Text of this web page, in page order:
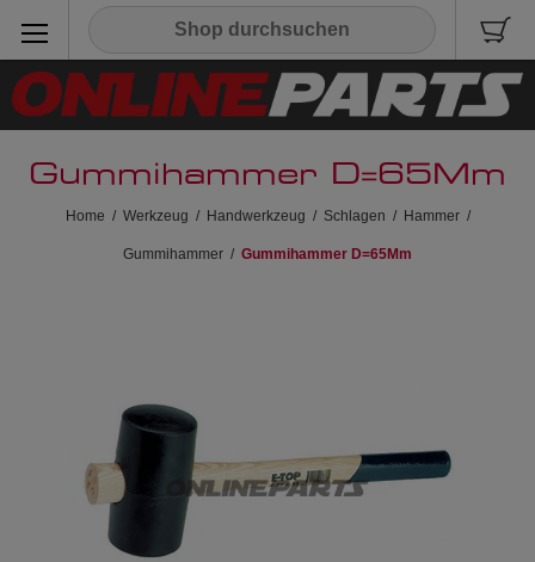
Gummihammer D=65Mm
Home / Werkzeug / Handwerkzeug / Schlagen / Hammer /
Gummihammer / Gummihammer D=65Mm